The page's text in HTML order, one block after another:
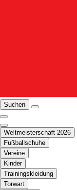
Suchen
Weltmeisterschaft 2026
Fußballschuhe
Vereine
Kinder
Trainingskleidung
Torwart